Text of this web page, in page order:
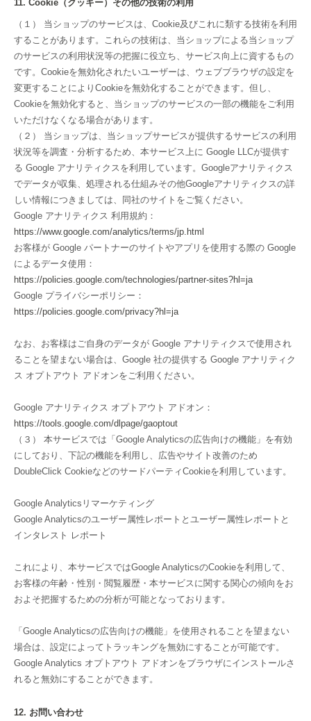
11. Cookie（クッキー）その他の技術の利用
（１） 当ショップのサービスは、Cookie及びこれに類する技術を利用
することがあります。これらの技術は、当ショップによる当ショップ
のサービスの利用状況等の把握に役立ち、サービス向上に資するもの
です。Cookieを無効化されたいユーザーは、ウェブブラウザの設定を
変更することによりCookieを無効化することができます。但し、
Cookieを無効化すると、当ショップのサービスの一部の機能をご利用
いただけなくなる場合があります。
（２） 当ショップは、当ショップサービスが提供するサービスの利用
状況等を調査・分析するため、本サービス上に Google LLCが提供す
る Google アナリティクスを利用しています。Googleアナリティクス
でデータが収集、処理される仕組みその他Googleアナリティクスの詳
しい情報につきましては、同社のサイトをご覧ください。
Google アナリティクス 利用規約：
https://www.google.com/analytics/terms/jp.html
お客様が Google パートナーのサイトやアプリを使用する際の Google
によるデータ使用：
https://policies.google.com/technologies/partner-sites?hl=ja
Google プライバシーポリシー：
https://policies.google.com/privacy?hl=ja
なお、お客様はご自身のデータが Google アナリティクスで使用され
ることを望まない場合は、Google 社の提供する Google アナリティク
ス オプトアウト アドオンをご利用ください。
Google アナリティクス オプトアウト アドオン：
https://tools.google.com/dlpage/gaoptout
（３） 本サービスでは「Google Analyticsの広告向けの機能」を有効
にしており、下記の機能を利用し、広告やサイト改善のため
DoubleClick CookieなどのサードパーティCookieを利用しています。
Google Analyticsリマーケティング
Google Analyticsのユーザー属性レポートとユーザー属性レポートと
インタレスト レポート
これにより、本サービスではGoogle AnalyticsのCookieを利用して、
お客様の年齢・性別・閲覧履歴・本サービスに関する関心の傾向をお
およそ把握するための分析が可能となっております。
「Google Analyticsの広告向けの機能」を使用されることを望まない
場合は、設定によってトラッキングを無効にすることが可能です。
Google Analytics オプトアウト アドオンをブラウザにインストールさ
れると無効にすることができます。
12. お問い合わせ